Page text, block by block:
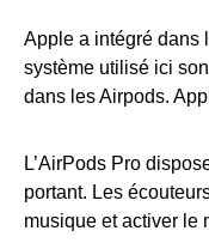
Apple a intégré dans
système utilisé ici
dans les Airpods.
L’AirPods Pro
portant. Les
musique et activer le